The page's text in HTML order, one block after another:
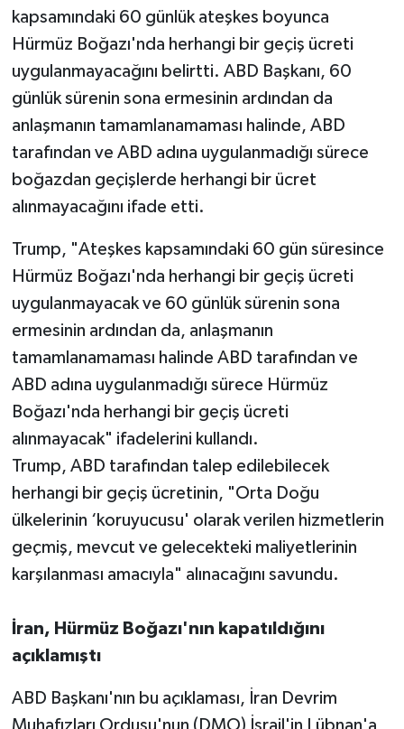
kapsamındaki 60 günlük ateşkes boyunca
Hürmüz Boğazı'nda herhangi bir geçiş ücreti
uygulanmayacağını belirtti. ABD Başkanı, 60
günlük sürenin sona ermesinin ardından da
anlaşmanın tamamlanamaması halinde, ABD
tarafından ve ABD adına uygulanmadığı sürece
boğazdan geçişlerde herhangi bir ücret
alınmayacağını ifade etti.
Trump, "Ateşkes kapsamındaki 60 gün süresince
Hürmüz Boğazı'nda herhangi bir geçiş ücreti
uygulanmayacak ve 60 günlük sürenin sona
ermesinin ardından da, anlaşmanın
tamamlanamaması halinde ABD tarafından ve
ABD adına uygulanmadığı sürece Hürmüz
Boğazı'nda herhangi bir geçiş ücreti
alınmayacak" ifadelerini kullandı.
Trump, ABD tarafından talep edilebilecek
herhangi bir geçiş ücretinin, "Orta Doğu
ülkelerinin ‘koruyucusu' olarak verilen hizmetlerin
geçmiş, mevcut ve gelecekteki maliyetlerinin
karşılanması amacıyla" alınacağını savundu.
İran, Hürmüz Boğazı'nın kapatıldığını
açıklamıştı
ABD Başkanı'nın bu açıklaması, İran Devrim
Muhafızları Ordusu'nun (DMO) İsrail'in Lübnan'a